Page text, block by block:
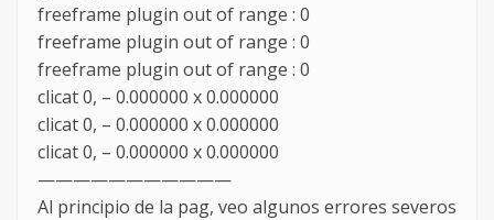
freeframe plugin out of range : 0
freeframe plugin out of range : 0
freeframe plugin out of range : 0
clicat 0, – 0.000000 x 0.000000
clicat 0, – 0.000000 x 0.000000
clicat 0, – 0.000000 x 0.000000
———————————
Al principio de la pag, veo algunos errores severos